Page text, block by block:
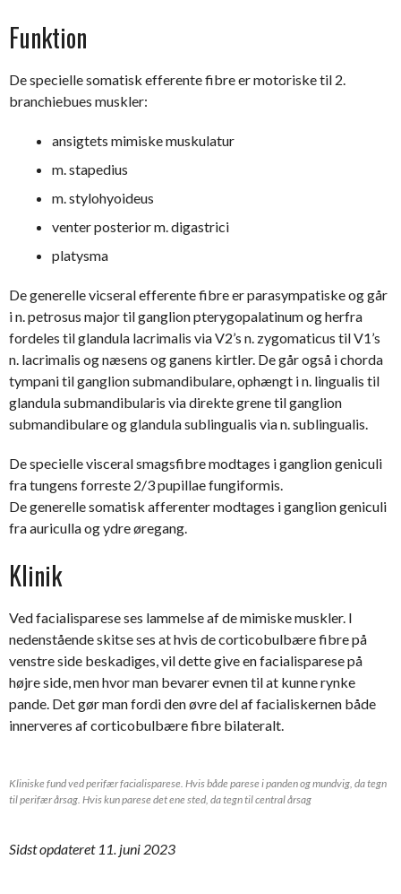
Funktion
De specielle somatisk efferente fibre er motoriske til 2.
branchiebues muskler:
ansigtets mimiske muskulatur
m. stapedius
m. stylohyoideus
venter posterior m. digastrici
platysma
De generelle vicseral efferente fibre er parasympatiske og går
i n. petrosus major til ganglion pterygopalatinum og herfra
fordeles til glandula lacrimalis via V2’s n. zygomaticus til V1’s
n. lacrimalis og næsens og ganens kirtler. De går også i chorda
tympani til ganglion submandibulare, ophængt i n. lingualis til
glandula submandibularis via direkte grene til ganglion
submandibulare og glandula sublingualis via n. sublingualis.
De specielle visceral smagsfibre modtages i ganglion geniculi
fra tungens forreste 2/3 pupillae fungiformis.
De generelle somatisk afferenter modtages i ganglion geniculi
fra auriculla og ydre øregang.
Klinik
Ved facialisparese ses lammelse af de mimiske muskler. I
nedenstående skitse ses at hvis de corticobulbære fibre på
venstre side beskadiges, vil dette give en facialisparese på
højre side, men hvor man bevarer evnen til at kunne rynke
pande. Det gør man fordi den øvre del af facialiskernen både
innerveres af corticobulbære fibre bilateralt.
Kliniske fund ved perifær facialisparese. Hvis både parese i panden og mundvig, da tegn
til perifær årsag. Hvis kun parese det ene sted, da tegn til central årsag
Sidst opdateret 11. juni 2023